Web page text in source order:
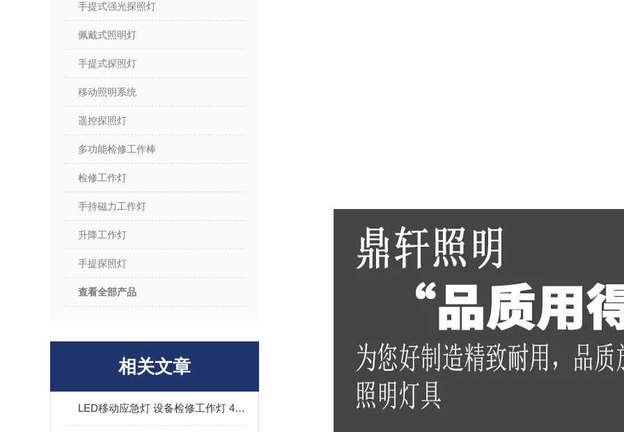
手提式强光探照灯
佩戴式照明灯
手提式探照灯
移动照明系统
遥控探照灯
多功能检修工作棒
检修工作灯
手持磁力工作灯
升降工作灯
手提探照灯
查看全部产品
相关文章
LED移动应急灯 设备检修工作灯 4W/6W磁吸棒管灯